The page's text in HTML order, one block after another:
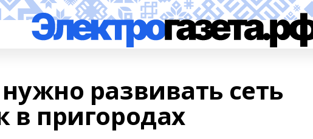
развивать сеть
в пригородах